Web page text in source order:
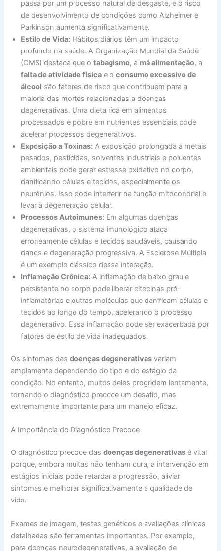
passa por um processo natural de desgaste, e o risco
de desenvolvimento de condições como Alzheimer e
Parkinson aumenta significativamente.
Estilo de Vida: Hábitos diários têm um impacto
profundo na saúde. A Organização Mundial da Saúde
(OMS) destaca que otabagismo, a má alimentação, a
falta de atividade física e oconsumo excessivo de
álcool são fatores de risco que contribuem para a
maioria das mortes relacionadas a doenças
degenerativas. Uma dieta rica em alimentos
processados e pobre em nutrientes essenciais pode
acelerar processos degenerativos.
Exposição a Toxinas: A exposição prolongada a metais
pesados, pesticidas, solventes industriais e poluentes
ambientais pode gerar estresse oxidativo no corpo,
danificando células e tecidos, especialmente os
neurônios. Isso pode interferir na função mitocondrial e
levar à degeneração celular.
Processos Autoimunes: Em algumas doenças
degenerativas, o sistema imunológico ataca
erroneamente células e tecidos saudáveis, causando
danos e degeneração progressiva. A Esclerose Múltipla
é um exemplo clássico dessa interação.
Inflamação Crônica: A inflamação de baixo grau e
persistente no corpo pode liberar citocinas pró-
inflamatórias e outras moléculas que danificam células e
tecidos ao longo do tempo, acelerando o processo
degenerativo. Essa inflamação pode ser exacerbada por
fatores de estilo de vida inadequados.
Os sintomas dasdoenças degenerativas variam
amplamente dependendo do tipo e do estágio da
condição. No entanto, muitos deles progridem lentamente,
tornando o diagnóstico precoce um desafio, mas
extremamente importante para um manejo eficaz.
A Importância do Diagnóstico Precoce
O diagnóstico precoce dasdoenças degenerativas é vital
porque, embora muitas não tenham cura, a intervenção em
estágios iniciais pode retardar a progressão, aliviar
sintomas e melhorar significativamente a qualidade de
vida.
Exames de imagem, testes genéticos e avaliações clínicas
detalhadas são ferramentas importantes. Por exemplo,
para doenças neurodegenerativas, a avaliação de